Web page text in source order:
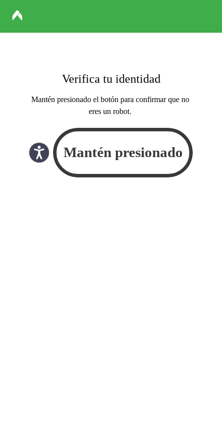
Verifica tu identidad
Mantén presionado el botón para confirmar que no
eres un robot.